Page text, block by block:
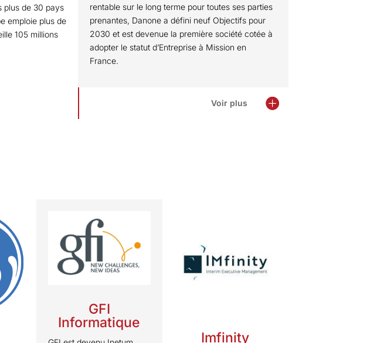
plus de 30 pays
emploie plus de
105 millions
rentable sur le long terme pour toutes ses parties
prenantes, Danone a défini neuf Objectifs pour
2030 et est devenue la première société cotée à
adopter le statut d’Entreprise à Mission en
France.
Voir plus
GFI
Informatique
Imfinity